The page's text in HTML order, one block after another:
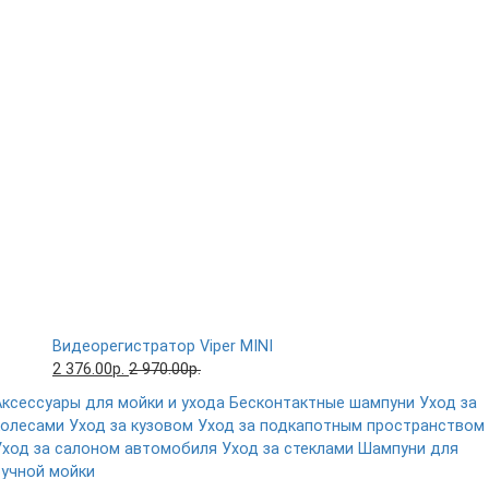
Видеорегистратор Viper MINI
2 376.00р. 2 970.00р.
для мойки и ухода Бесконтактные шампуни Уход за
Уход за кузовом Уход за подкапотным пространством
за салоном автомобиля Уход за стеклами Шампуни для
мойки